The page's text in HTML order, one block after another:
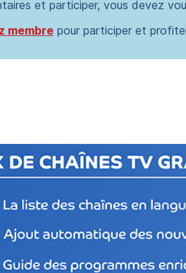
et participer, vous devez
membrepour participer et